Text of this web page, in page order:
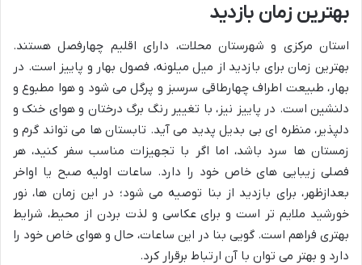
بهترین زمان بازدید
استان مرکزی و شهرستان محلات، دارای اقلیم چهارفصل هستند.
بهترین زمان برای بازدید از میل میلونه، فصول بهار و پاییز است. در
بهار، طبیعت اطراف چهارطاقی سرسبز و پرگل می شود و هوا مطبوع و
دلنشین است. در پاییز نیز، با تغییر رنگ برگ درختان و هوای خنک و
دلپذیر، منظره ای بی بدیل پدید می آید. تابستان ها می تواند گرم و
زمستان ها سرد باشد، اما اگر با تجهیزات مناسب سفر کنید، هر
فصلی زیبایی های خاص خود را دارد. ساعات اولیه صبح یا اواخر
بعدازظهر، برای بازدید از بنا توصیه می شود؛ در این زمان ها، نور
خورشید ملایم تر است و برای عکاسی و لذت بردن از محیط، شرایط
بهتری فراهم است. گویی بنا در این ساعات، حال و هوای خاص خود را
دارد و بهتر می توان با آن ارتباط برقرار کرد.